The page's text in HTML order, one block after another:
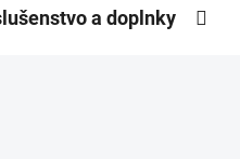
KOŠÍK
a doplnky